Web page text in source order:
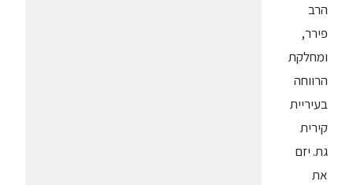
הרב
פירר,
ומחלקת
הרווחה
בעיריית
קירית
גת. יזם
את